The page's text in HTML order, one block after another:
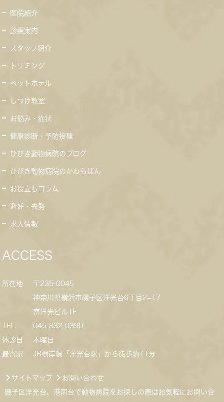
医院紹介
診療案内
スタッフ紹介
トリミング
ペットホテル
しつけ教室
お悩み・症状
健康診断・予防接種
ひびき動物病院のブログ
ひびき動物病院のかわらばん
お役立ちコラム
避妊・去勢
求人情報
ACCESS
所在地
〒235-0045
神奈川県横浜市磯子区洋光台6丁目2−17
南洋光ビル1F
TEL
045-832-0390
休診日
木曜日
最寄駅
JR根岸線「洋光台駅」から徒歩約11分
サイトマップ
お問い合わせ
磯子区洋光台、港南台で動物病院をお探しの際はお気軽にお問い合